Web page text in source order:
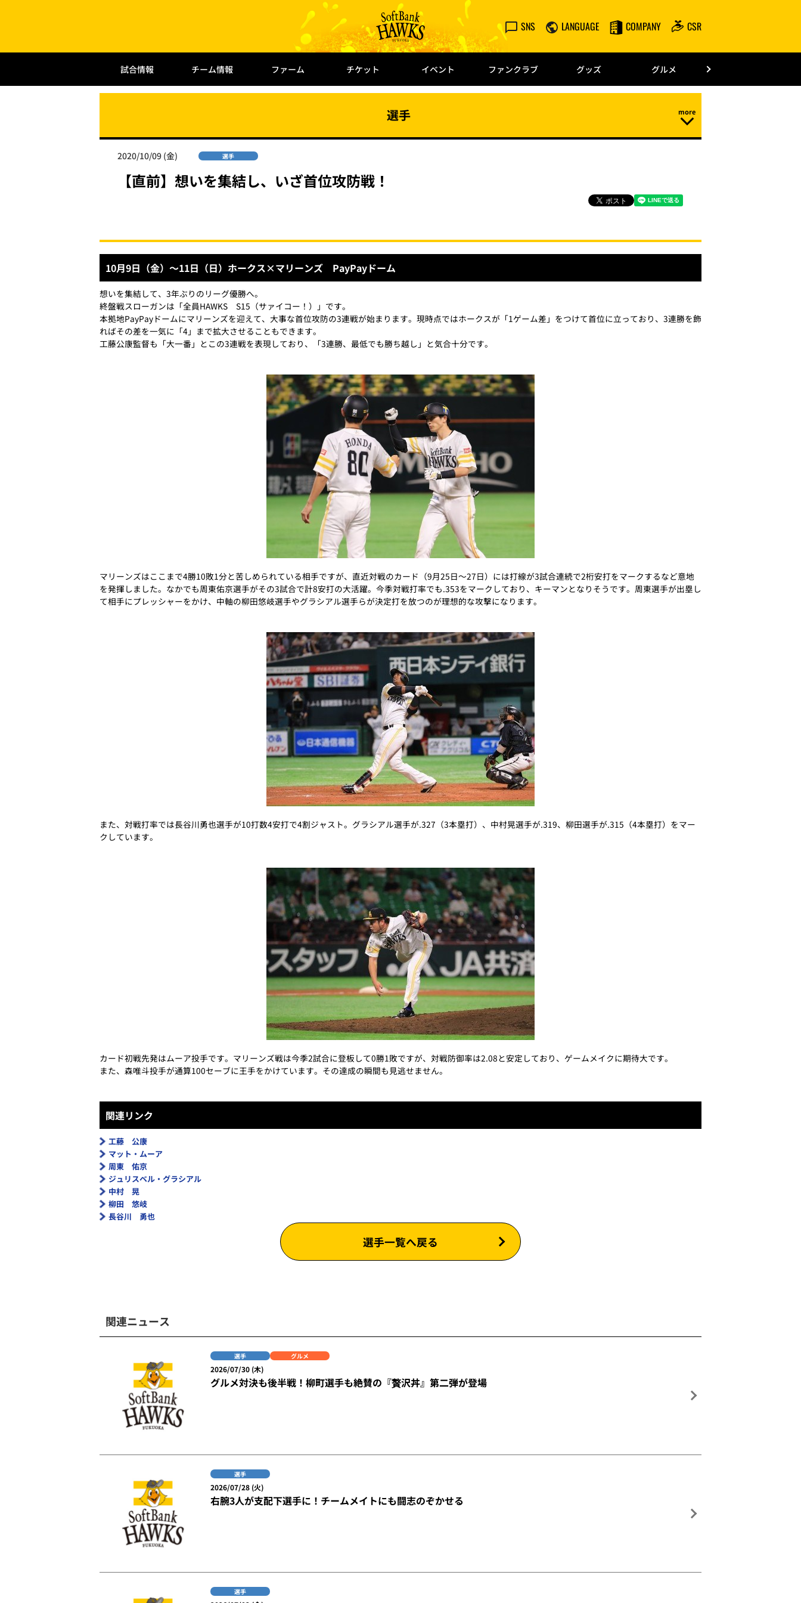
SNS LANGUAGE COMPANY CSR
試合情報 チーム情報 ファーム チケット イベント ファンクラブ グッズ グルメ
選手
2020/10/09 (金) 選手
【直前】想いを集結し、いざ首位攻防戦！
10月9日（金）～11日（日）ホークス×マリーンズ PayPayドーム
想いを集結して、3年ぶりのリーグ優勝へ。
終盤戦スローガンは「全員HAWKS S15（サァイコー！）」です。
本拠地PayPayドームにマリーンズを迎えて、大事な首位攻防の3連戦が始まります。現時点ではホークスが「1ゲーム差」をつけて首位に立っており、3連勝を飾
ればその差を一気に「4」まで拡大させることもできます。
工藤公康監督も「大一番」とこの3連戦を表現しており、「3連勝、最低でも勝ち越し」と気合十分です。
マリーンズはここまで4勝10敗1分と苦しめられている相手ですが、直近対戦のカード（9月25日～27日）には打線が3試合連続で2桁安打をマークするなど意地
を発揮しました。なかでも周東佑京選手がその3試合で計8安打の大活躍。今季対戦打率でも.353をマークしており、キーマンとなりそうです。周東選手が出塁し
て相手にプレッシャーをかけ、中軸の柳田悠岐選手やグラシアル選手らが決定打を放つのが理想的な攻撃になります。
また、対戦打率では長谷川勇也選手が10打数4安打で4割ジャスト。グラシアル選手が.327（3本塁打）、中村晃選手が.319、柳田選手が.315（4本塁打）をマー
クしています。
カード初戦先発はムーア投手です。マリーンズ戦は今季2試合に登板して0勝1敗ですが、対戦防御率は2.08と安定しており、ゲームメイクに期待大です。
また、森唯斗投手が通算100セーブに王手をかけています。その達成の瞬間も見逃せません。
関連リンク
工藤 公康
マット・ムーア
周東 佑京
ジュリスベル・グラシアル
中村 晃
柳田 悠岐
長谷川 勇也
選手一覧へ戻る
関連ニュース
選手 グルメ
2026/07/30 (木)
グルメ対決も後半戦！柳町選手も絶賛の『贅沢丼』第二弾が登場
選手
2026/07/28 (火)
右腕3人が支配下選手に！チームメイトにも闘志のぞかせる
選手